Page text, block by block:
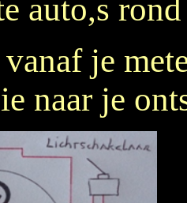
auto,s
je
naar je